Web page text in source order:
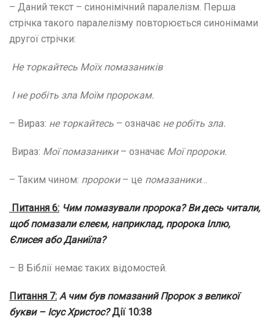
– Даний текст – синонімічний паралелізм. Перша
стрічка такого паралелізму повторюється синонімами
другої стрічки:
Не торкайтесь Моїх помазаників
І не робіть зла Моїм пророкам.
– Вираз: не торкайтесь – означає не робіть зла.
Вираз: Мої помазаники– означає Мої пророки.
– Таким чином: пророки– це помазаники…
Питання 6: Чим помазували пророка? Ви десь читали,
щоб помазали єлеєм, наприклад, пророка Іллю,
Єлисея або Даниїла?
– В Біблії немає таких відомостей.
Питання 7: А чим був помазаний Пророк з великої
букви – Ісус Христос?Дії 10:38